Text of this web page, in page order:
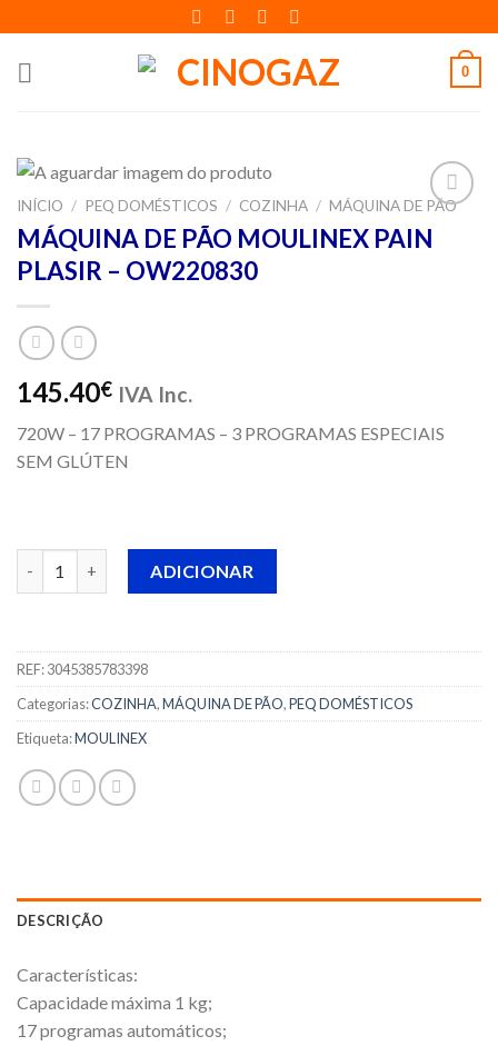
to
content
0
Adicionar
aos meus
INÍCIO / PEQ DOMÉSTICOS / COZINHA / MÁQUINA DE PÃO
MÁQUINA DE PÃO MOULINEX PAIN
PLASIR – OW220830
145.40€ IVA Inc.
720W – 17 PROGRAMAS – 3 PROGRAMAS ESPECIAIS
SEM GLÚTEN
ADICIONAR
REF:3045385783398
Categorias:COZINHA,MÁQUINA DE PÃO,PEQ DOMÉSTICOS
Etiqueta:MOULINEX
DESCRIÇÃO
Características:
Capacidade máxima 1 kg;
17 programas automáticos;